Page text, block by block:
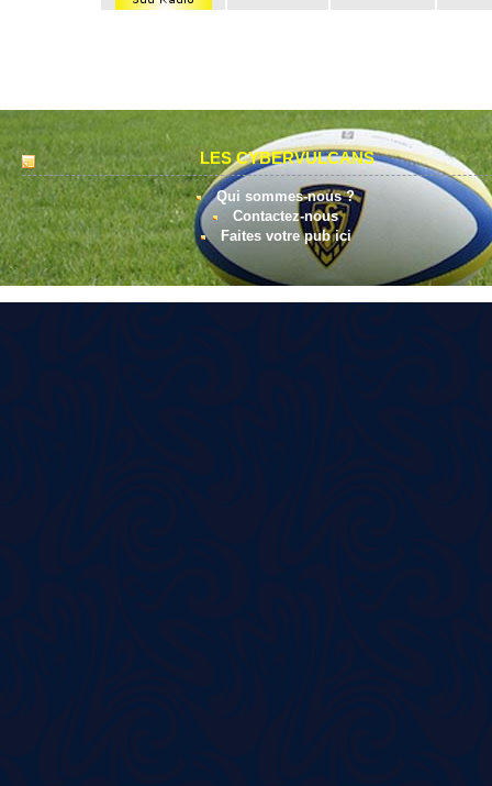
LES CYBERVULCANS
Qui sommes-nous ?
Contactez-nous
Faites votre pub ici